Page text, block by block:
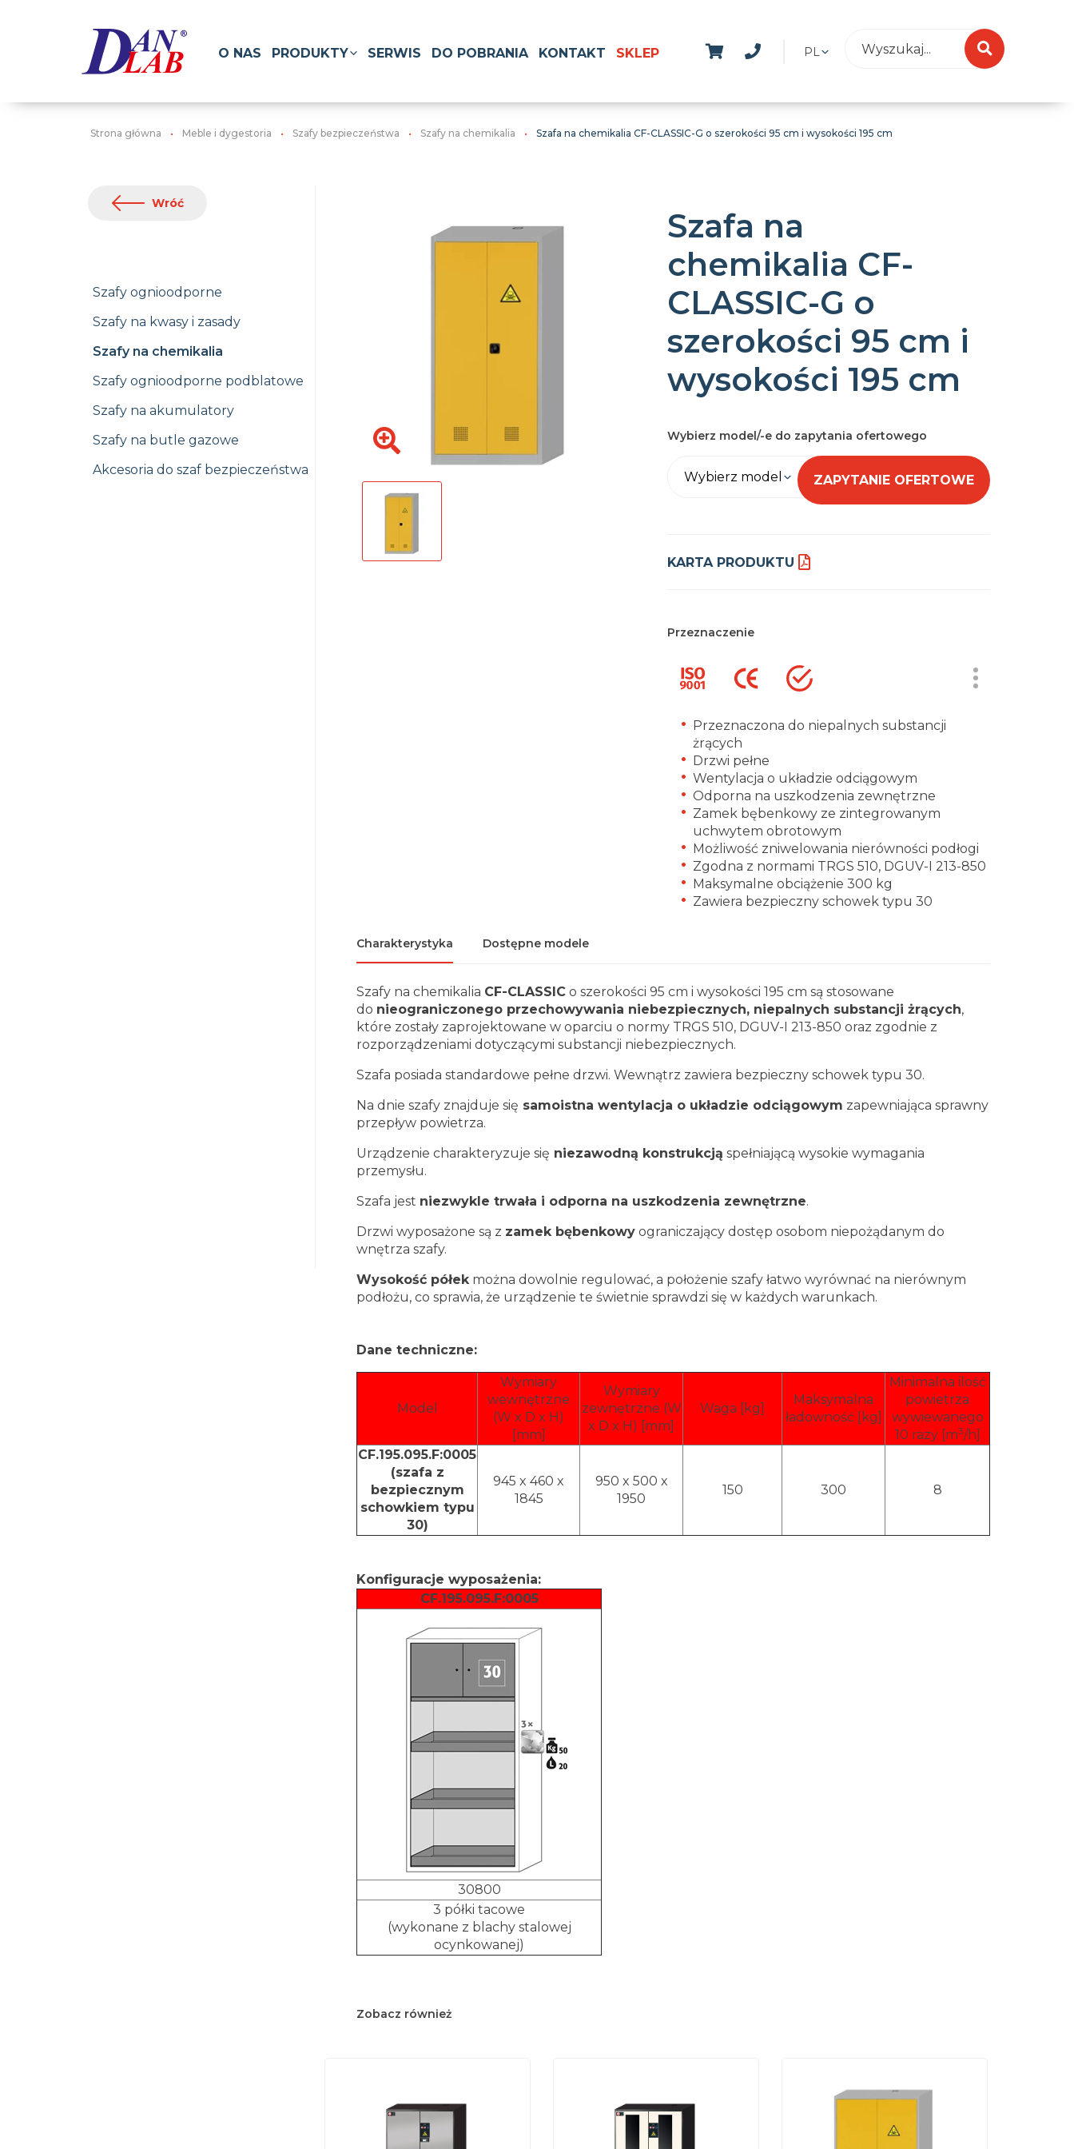
PL
O NAS PRODUKTY SERWIS DO POBRANIA KONTAKT SKLEP
Strona główna Meble i dygestoria Szafy bezpieczeństwa Szafy na chemikalia Szafa na chemikalia CF-CLASSIC-G o szerokości 95 cm i wysokości 195 cm
Wróć
Szafy ognioodporne
Szafy na kwasy i zasady
Szafy na chemikalia
Szafy ognioodporne podblatowe
Szafy na akumulatory
Szafy na butle gazowe
Akcesoria do szaf bezpieczeństwa
Szafa na
chemikalia CF-
CLASSIC-G o
szerokości 95 cm i
wysokości 195 cm
Wybierz model/-e do zapytania ofertowego
Wybierz model ZAPYTANIE OFERTOWE
KARTA PRODUKTU
Przeznaczenie
Przeznaczona do niepalnych substancji
żrących
Drzwi pełne
Wentylacja o układzie odciągowym
Odporna na uszkodzenia zewnętrzne
Zamek bębenkowy ze zintegrowanym
uchwytem obrotowym
Możliwość zniwelowania nierówności podłogi
Zgodna z normami TRGS 510, DGUV-I 213-850
Maksymalne obciążenie 300 kg
Zawiera bezpieczny schowek typu 30
Charakterystyka Dostępne modele
Szafy na chemikalia CF-CLASSIC o szerokości 95 cm i wysokości 195 cm są stosowane
do nieograniczonego przechowywania niebezpiecznych, niepalnych substancji żrących,
które zostały zaprojektowane w oparciu o normy TRGS 510, DGUV-I 213-850 oraz zgodnie z
rozporządzeniami dotyczącymi substancji niebezpiecznych.
Szafa posiada standardowe pełne drzwi. Wewnątrz zawiera bezpieczny schowek typu 30.
Na dnie szafy znajduje się samoistna wentylacja o układzie odciągowym zapewniająca sprawny
przepływ powietrza.
Urządzenie charakteryzuje się niezawodną konstrukcją spełniającą wysokie wymagania
przemysłu.
Szafa jest niezwykle trwała i odporna na uszkodzenia zewnętrzne.
Drzwi wyposażone są z zamek bębenkowy ograniczający dostęp osobom niepożądanym do
wnętrza szafy.
Wysokość półek można dowolnie regulować, a położenie szafy łatwo wyrównać na nierównym
podłożu, co sprawia, że urządzenie te świetnie sprawdzi się w każdych warunkach.
Dane techniczne:
Model
Wymiary
wewnętrzne
(W x D x H)
[mm]
Wymiary
zewnętrzne (W
x D x H) [mm]
Waga [kg]
Maksymalna
ładowność [kg]
Minimalna ilość
powietrza
wywiewanego
10 razy [m3/h]
CF.195.095.F:0005
(szafa z
bezpiecznym
schowkiem typu
30)
945 x 460 x
1845
950 x 500 x
1950
150 300 8
Konfiguracje wyposażenia:
CF.195.095.F:0005
30800
3 półki tacowe
(wykonane z blachy stalowej
ocynkowanej)
Zobacz również